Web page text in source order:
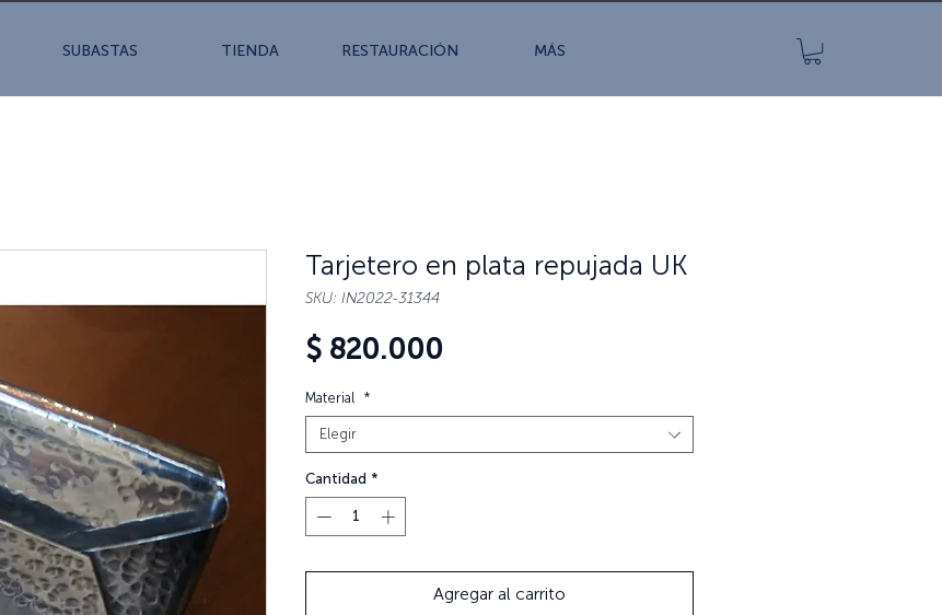
SUBASTAS TIENDA RESTAURACIÓN MÁS
Tarjetero en plata repujada UK
SKU: IN2022-31344
$ 820.000
Material *
Elegir
Cantidad *
Agregar al carrito